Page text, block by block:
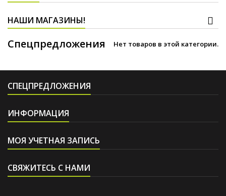
НАШИ МАГАЗИНЫ!
Спецпредложения Нет товаров в этой категории.
СПЕЦПРЕДЛОЖЕНИЯ
ИНФОРМАЦИЯ
МОЯ УЧЕТНАЯ ЗАПИСЬ
СВЯЖИТЕСЬ С НАМИ